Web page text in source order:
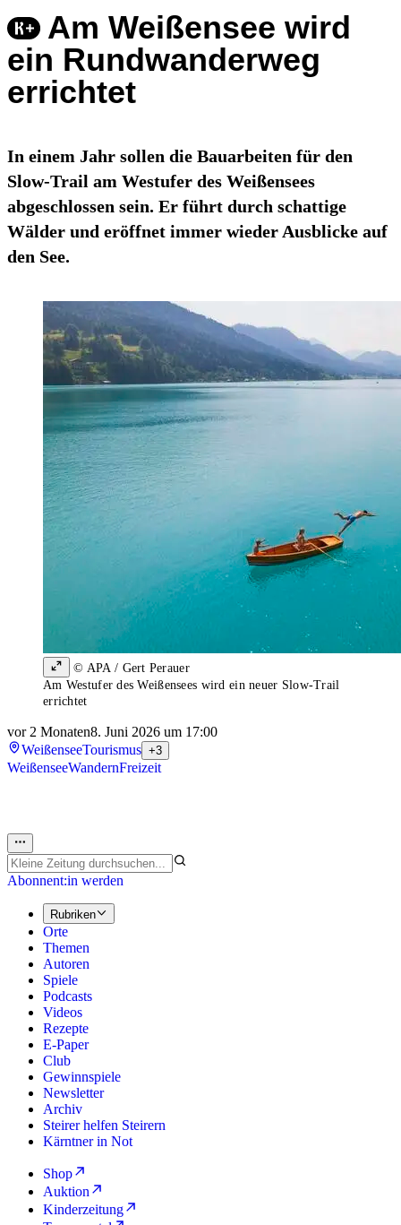
Am Weißensee wird
ein Rundwanderweg
errichtet
In einem Jahr sollen die Bauarbeiten für den
Slow-Trail am Westufer des Weißensees
abgeschlossen sein. Er führt durch schattige
Wälder und eröffnet immer wieder Ausblicke auf
den See.
© APA / Gert Perauer
Am Westufer des Weißensees wird ein neuer Slow-Trail
errichtet
vor 2 Monaten8. Juni 2026 um 17:00
WeißenseeTourismus +3
WeißenseeWandernFreizeit
Abonnent:in werden
Rubriken
Orte
Themen
Autoren
Spiele
Podcasts
Videos
Rezepte
E-Paper
Club
Gewinnspiele
Newsletter
Archiv
Steirer helfen Steirern
Kärntner in Not
Shop
Auktion
Kinderzeitung